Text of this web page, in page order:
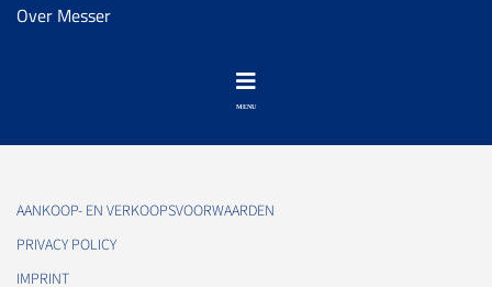
Over Messer
AANKOOP- EN VERKOOPSVOORWAARDEN
PRIVACY POLICY
IMPRINT